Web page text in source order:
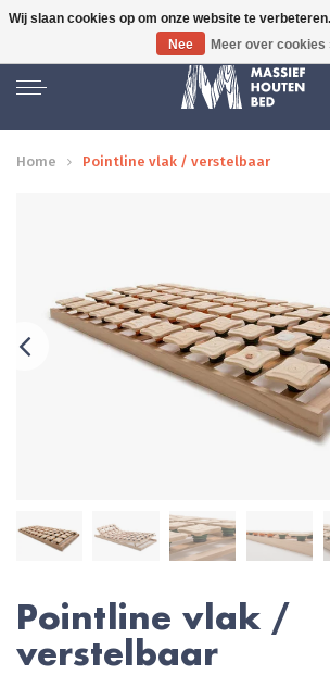
GRATIS BEZORGD
Home Pointline vlak / verstelbaar
Pointline vlak /
verstelbaar
Wij slaan cookies op om onze website te
Nee
Meer over cookies